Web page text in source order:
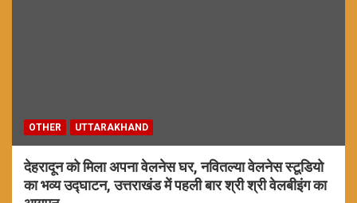
OTHER UTTARAKHAND
देहरादून को मिला अपना वेलनेस घर, नवितल्या वेलनेस स्टूडियो
का भव्य उद्घाटन, उत्तराखंड में पहली बार श्री श्री वेलबीइंग का